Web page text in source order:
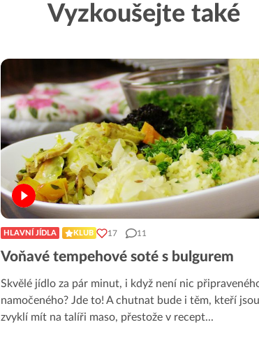
Vyzkoušejte také
HLAVNÍ JÍDLA KLUB 17 11
Voňavé tempehové soté s bulgurem
Skvělé jídlo za pár minut, i když není nic
namočeného? Jde to! A chutnat bude i těm, kteří jsou
zvyklí mít na talíři maso, přestože v recept...